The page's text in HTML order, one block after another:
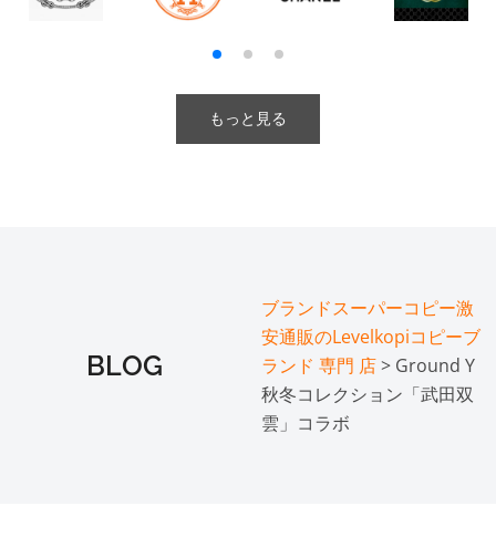
もっと見る
BLOG
ブランドスーパーコピー激
安通販のLevelkopiコピーブ
ランド 専門 店> Ground Y
秋冬コレクション「武田双
雲」コラボ